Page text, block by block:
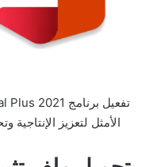
الأمثل لتعزيز